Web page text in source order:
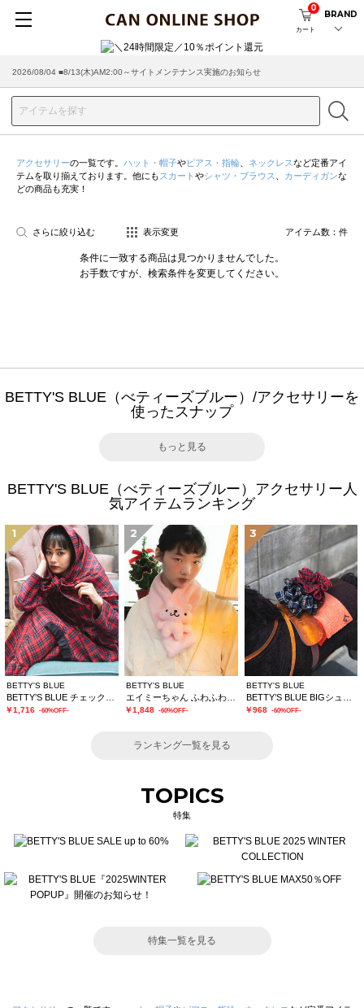
カート
0
BRAND
2026/08/04 ■8/13(木)AM2:00～サイトメンテナンス実施のお知らせ
アクセサリーの一覧です。 ハット・帽子やピアス・指輪 ネックレスなど定番アイ
テムを取り揃えております。他にも スカート やシャツ・ブラウス カーディガンな
どの商品も充実！
さらに絞り込む 表示変更 アイテム数： 件
条件に一致する商品は見つかりませんでした。
お手数ですが、検索条件を変更してください。
BETTY'S BLUE（べティーズブルー）/アクセサリーを
使ったスナップ
もっと見る
BETTY'S BLUE（べティーズブルー）アクセサリー人
気アイテムランキング
1
BETTY'S BLUE
￥1,716 -60%OFF-
2
BETTY'S BLUE
￥1,848 -60%OFF-
3
BETTY'S BLUE
￥968 -60%OFF-
ランキング一覧を見る
TOPICS
特集
特集一覧を見る